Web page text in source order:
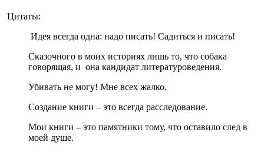
Цитаты:
Идея всегда одна: надо писать! Садиться и писать!
Сказочного в моих историях лишь то, что собака
говорящая, и она кандидат литературоведения.
Убивать не могу! Мне всех жалко.
Создание книги – это всегда расследование.
Мои книги – это памятники тому, что оставило след в
моей душе.